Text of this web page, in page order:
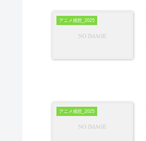
アニメ感想_2025
アニメ感想_2025